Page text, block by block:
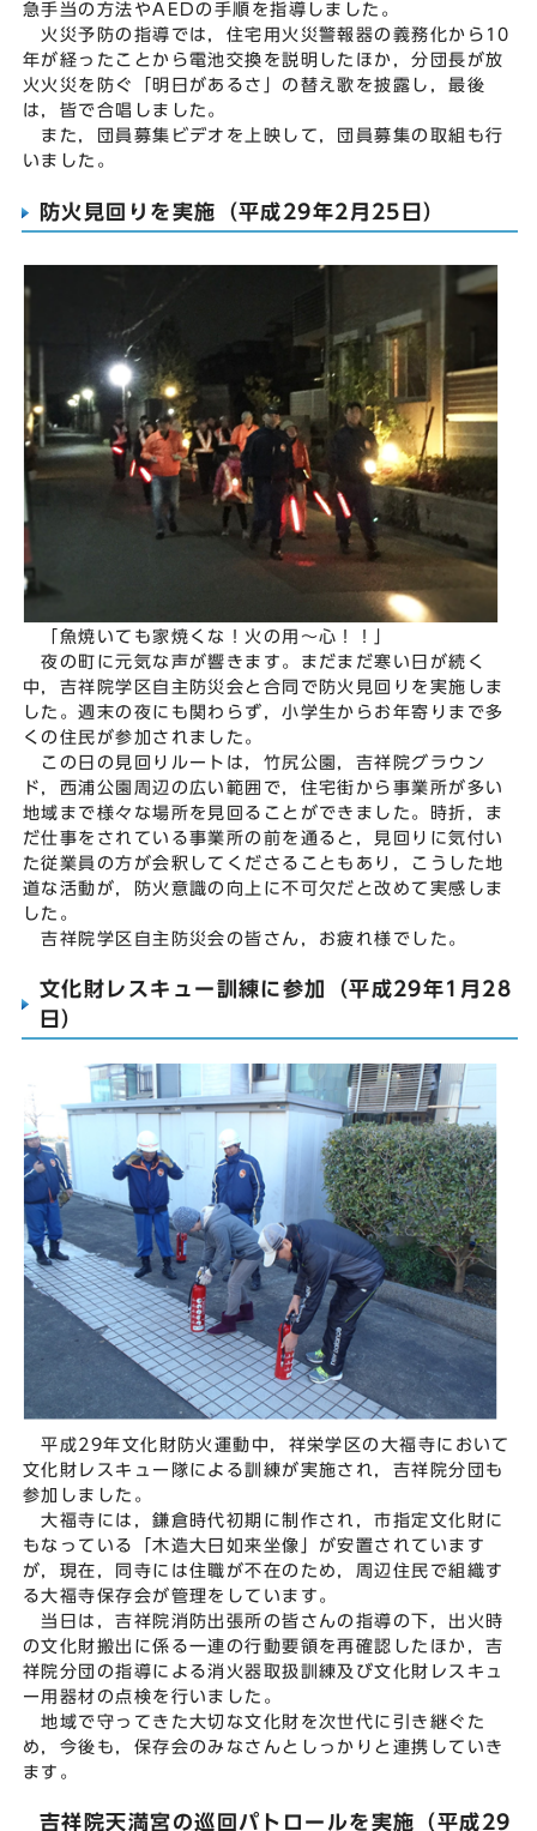
急手当の方法やAEDの手順を指導しました。
火災予防の指導では，住宅用火災警報器の義務化から10
年が経ったことから電池交換を説明したほか，分団長が放
火火災を防ぐ「明日があるさ」の替え歌を披露し，最後
は，皆で合唱しました。
また，団員募集ビデオを上映して，団員募集の取組も行
いました。
防火見回りを実施（平成29年2月25日）
「魚焼いても家焼くな！火の用～心！！」
夜の町に元気な声が響きます。まだまだ寒い日が続く
中，吉祥院学区自主防災会と合同で防火見回りを実施しま
した。週末の夜にも関わらず，小学生からお年寄りまで多
くの住民が参加されました。
この日の見回りルートは，竹尻公園，吉祥院グラウン
ド，西浦公園周辺の広い範囲で，住宅街から事業所が多い
地域まで様々な場所を見回ることができました。時折，ま
だ仕事をされている事業所の前を通ると，見回りに気付い
た従業員の方が会釈してくださることもあり，こうした地
道な活動が，防火意識の向上に不可欠だと改めて実感しま
した。
吉祥院学区自主防災会の皆さん，お疲れ様でした。
文化財レスキュー訓練に参加（平成29年1月28
日）
平成29年文化財防火運動中，祥栄学区の大福寺において
文化財レスキュー隊による訓練が実施され，吉祥院分団も
参加しました。
大福寺には，鎌倉時代初期に制作され，市指定文化財に
もなっている「木造大日如来坐像」が安置されています
が，現在，同寺には住職が不在のため，周辺住民で組織す
る大福寺保存会が管理をしています。
当日は，吉祥院消防出張所の皆さんの指導の下，出火時
の文化財搬出に係る一連の行動要領を再確認したほか，吉
祥院分団の指導による消火器取扱訓練及び文化財レスキュ
ー用器材の点検を行いました。
地域で守ってきた大切な文化財を次世代に引き継ぐた
め，今後も，保存会のみなさんとしっかりと連携していき
ます。
吉祥院天満宮の巡回パトロールを実施（平成29